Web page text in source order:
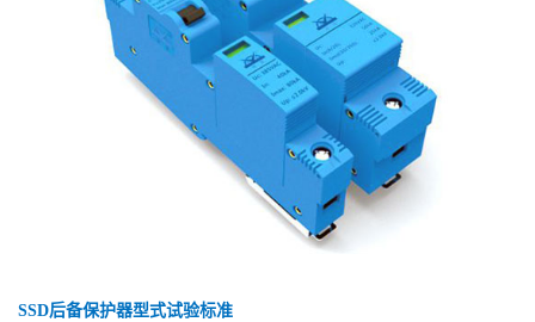
SSD后备保护器型式试验标准